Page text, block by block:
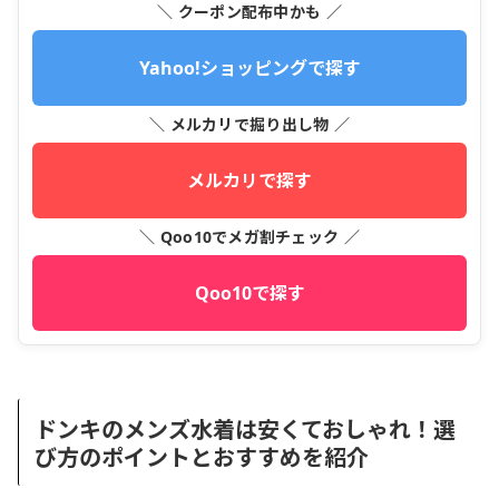
＼ クーポン配布中かも ／
Yahoo!ショッピングで探す
＼ メルカリで掘り出し物 ／
メルカリで探す
＼ Qoo10でメガ割チェック ／
Qoo10で探す
ドンキのメンズ水着は安くておしゃれ！選
び方のポイントとおすすめを紹介